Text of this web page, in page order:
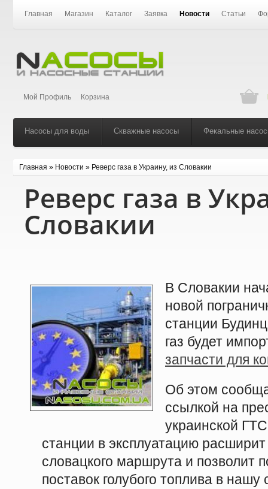
Главная Магазин Каталог Заявка Новости Статьи
Мой Профиль Корзина
Насосы для воды Скважные насосы Фекальные
Главная » Новости » Реверс газа в Украину, из Словакии
Реверс газа в
Словакии
В Словакии
новой
станции
газ будет
запчасти для
Об этом
ссылкой на
украинской
станции в эксплуатацию
словацкого маршрута и позволит
поставок голубого топлива в